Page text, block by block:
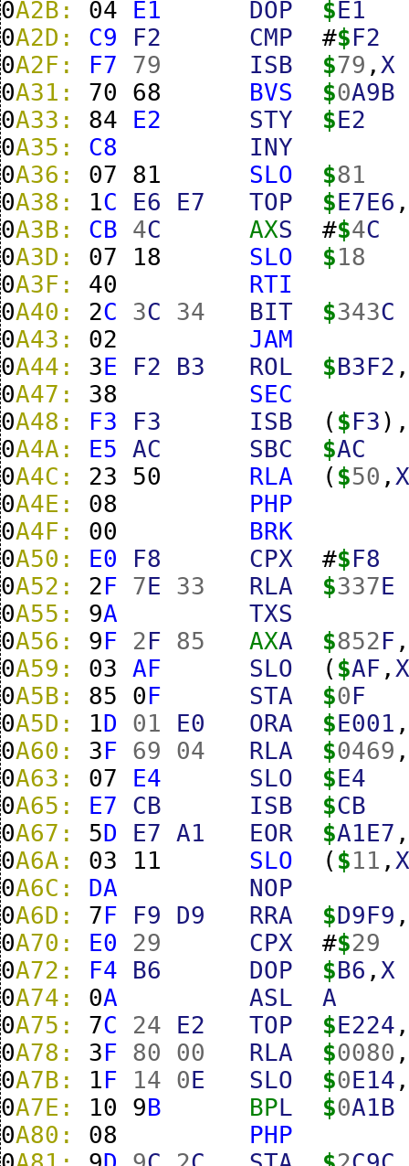
0A2B: 04 E1 DOP $E1
0A2D: C9 F2 CMP #$F2
0A2F: F7 79 ISB $79 , X
0A31: 70 68 BVS $0A9B
0A33: 84 E2 STY $E2
0A35: C8
INY
0A36: 07 81 SLO $81
0A38: 1C E6 E7 TOP $E7E6
0A3B: CB 4C AXS #$4C
0A3D: 07 18 SLO $18
0A3F: 40
RTI
0A40: 2C 3C 34 BIT $343C
0A43: 02
JAM
0A44: 3E F2 B3 ROL $B3F2
0A47: 38
SEC
0A48: F3 F3 ISB ( $F3
0A4A: E5 AC SBC $AC
0A4C: 23 50 RLA ( $50 ,
0A4E: 08
PHP
0A4F: 00
BRK
0A50: E0 F8 CPX #$F8
0A52: 2F 7E 33 RLA $337E
0A55: 9A
TXS
0A56: 9F 2F 85 AXA $852F
0A59: 03 AF SLO ( $AF ,
0A5B: 85 0F STA $0F
0A5D: 1D 01 E0 ORA $E001
0A60: 3F 69 04 RLA $0469
0A63: 07 E4 SLO $E4
0A65: E7 CB ISB $CB
0A67: 5D E7 A1 EOR $A1E7
0A6A: 03 11 SLO ( $11 ,
0A6C: DA
NOP
0A6D: 7F F9 D9 RRA $D9F9
0A70: E0 29 CPX #$29
0A72: F4 B6 DOP $B6 , X
0A74: 0A ASL
A
0A75: 7C 24 E2 TOP $E224
0A78: 3F 80 00 RLA $0080
0A7B: 1F 14 0E SLO $0E14
0A7E: 10 9B BPL $0A1B
0A80: 08
PHP